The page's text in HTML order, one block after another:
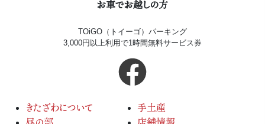
お車でお越しの方
TOiGO（トイーゴ）パーキング
3,000円以上利用で1時間無料サービス券
きたざわについて
手土産